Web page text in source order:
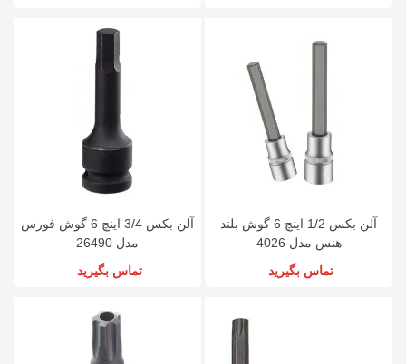
آلن بکس 1/2 اینچ 6 گوش بلند
هنس مدل 4026
تماس بگیرید
آلن بکس 3/4 اینچ 6 گوش فورس
مدل 26490
تماس بگیرید